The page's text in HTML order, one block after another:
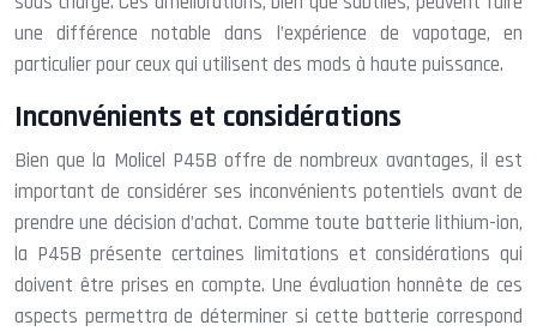
une différence notable dans l’expérience de vapotage, en
particulier pour ceux qui utilisent des mods à haute puissance.
Inconvénients et considérations
Bien que la Molicel P45B offre de nombreux avantages, il est
important de considérer ses inconvénients potentiels avant de
prendre une décision d’achat. Comme toute batterie lithium-ion,
la P45B présente certaines limitations et considérations qui
doivent être prises en compte. Une évaluation honnête de ces
aspects permettra de déterminer si cette batterie correspond